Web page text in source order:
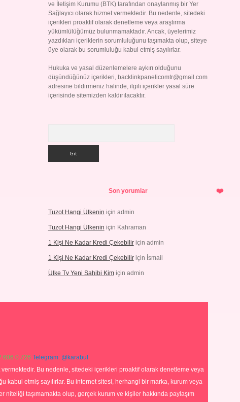
ve İletişim Kurumu (BTK) tarafından onaylanmış bir Yer
Sağlayıcı olarak hizmet vermektedir. Bu nedenle, sitedeki
içerikleri proaktif olarak denetleme veya araştırma
yükümlülüğümüz bulunmamaktadır. Ancak, üyelerimiz
yazdıkları içeriklerin sorumluluğunu taşımakta olup, siteye
üye olarak bu sorumluluğu kabul etmiş sayılırlar.
Hukuka ve yasal düzenlemelere aykırı olduğunu
düşündüğünüz içerikleri, backlinkpanelicomtr@gmail.com
adresine bildirmeniz halinde, ilgili içerikler yasal süre
içerisinde sitemizden kaldırılacaktır.
Son yorumlar
Tuzot Hangi Ülkenin için admin
Tuzot Hangi Ülkenin için Kahraman
1 Kişi Ne Kadar Kredi Çekebiliriçin admin
1 Kişi Ne Kadar Kredi Çekebiliriçin İsmail
Ülke Tv Yeni Sahibi Kimiçin admin
606 0 726 Telegram: @karabul
vermektedir. Bu nedenle, sitedeki içerikleri proaktif olarak denetleme veya
kabul etmiş sayılırlar. Bu internet sitesi, herhangi bir marka, kurum veya
niteliği taşımamakta olup, gerçek kurum ve kişiler hakkında paylaşım